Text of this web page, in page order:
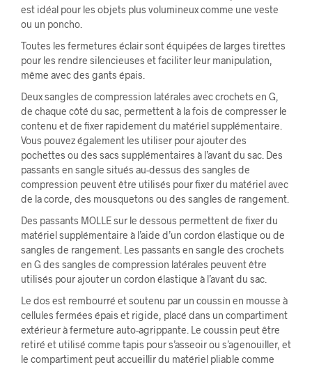
est idéal pour les objets plus volumineux comme une veste
ou un poncho.
Toutes les fermetures éclair sont équipées de larges tirettes
pour les rendre silencieuses et faciliter leur manipulation,
même avec des gants épais.
Deux sangles de compression latérales avec crochets en G,
de chaque côté du sac, permettent à la fois de compresser le
contenu et de fixer rapidement du matériel supplémentaire.
Vous pouvez également les utiliser pour ajouter des
pochettes ou des sacs supplémentaires à l’avant du sac. Des
passants en sangle situés au-dessus des sangles de
compression peuvent être utilisés pour fixer du matériel avec
de la corde, des mousquetons ou des sangles de rangement.
Des passants MOLLE sur le dessous permettent de fixer du
matériel supplémentaire à l’aide d’un cordon élastique ou de
sangles de rangement. Les passants en sangle des crochets
en G des sangles de compression latérales peuvent être
utilisés pour ajouter un cordon élastique à l’avant du sac.
Le dos est rembourré et soutenu par un coussin en mousse à
cellules fermées épais et rigide, placé dans un compartiment
extérieur à fermeture auto-agrippante. Le coussin peut être
retiré et utilisé comme tapis pour s’asseoir ou s’agenouiller, et
le compartiment peut accueillir du matériel pliable comme